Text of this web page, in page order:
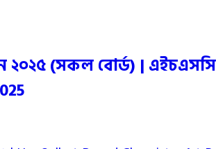
(সকল বোর্ড) | এইচএসসি